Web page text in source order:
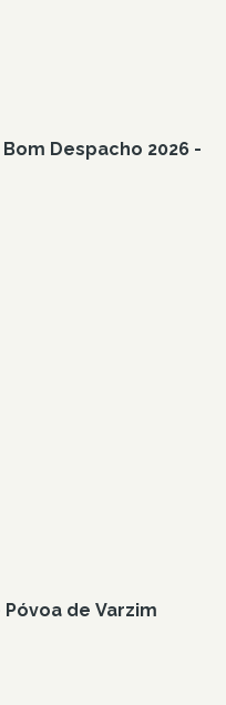
Despacho 2026 -
de Varzim